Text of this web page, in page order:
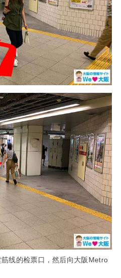
线的检票口，然后向大阪Metro